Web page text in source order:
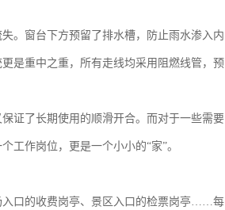
。窗台下方预留了排水槽，防止雨水渗入内
是重中之重，所有走线均采用阻燃线管，预
证了长期使用的顺滑开合。而对于一些需要
工作岗位，更是一个小小的“家”。
入口的收费岗亭、景区入口的检票岗亭……每